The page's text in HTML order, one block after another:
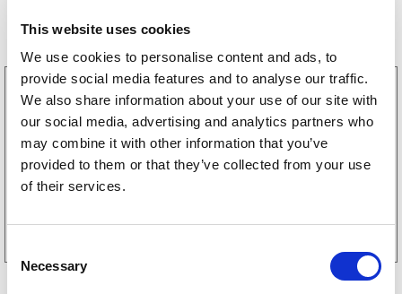
This website uses cookies
We use cookies to personalise content and ads, to
provide social media features and to analyse our traffic.
We also share information about your use of our site with
our social media, advertising and analytics partners who
may combine it with other information that you’ve
provided to them or that they’ve collected from your use
of their services.
Necessary
Bestselgere
3160052
LGF skilt Selvklebende
256kr (205kr eks. mva)